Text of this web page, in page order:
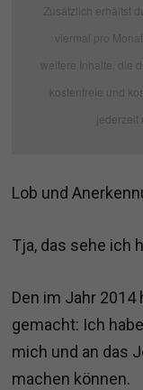
Zusätzlich erhältst
viermal pro
weitere Inhalte, die
kostenfreie und
jederzeit
Lob und
Tja, das sehe ich
Den im Jahr
gemacht: Ich
mich und an das
machen können.